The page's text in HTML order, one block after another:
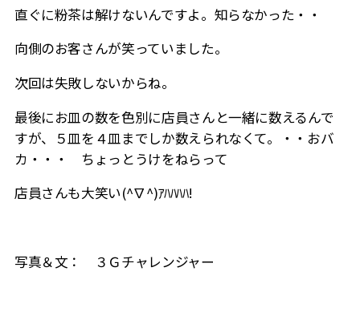
直ぐに粉茶は解けないんですよ。知らなかった・・
向側のお客さんが笑っていました。
次回は失敗しないからね。
最後にお皿の数を色別に店員さんと一緒に数えるんで
すが、５皿を４皿までしか数えられなくて。・・おバ
カ・・・ ちょっとうけをねらって
店員さんも大笑い(^∇^)ｱﾊﾊﾊﾊ!
写真＆文： ３Ｇチャレンジャー